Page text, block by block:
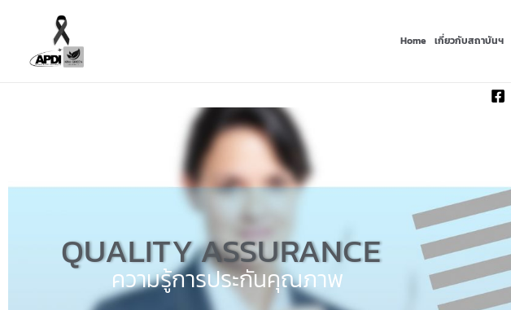
content Home เกี่ยวกับสถาบันฯ
QUALITY ASSURANCE
ความรู้การประกันคุณภาพ